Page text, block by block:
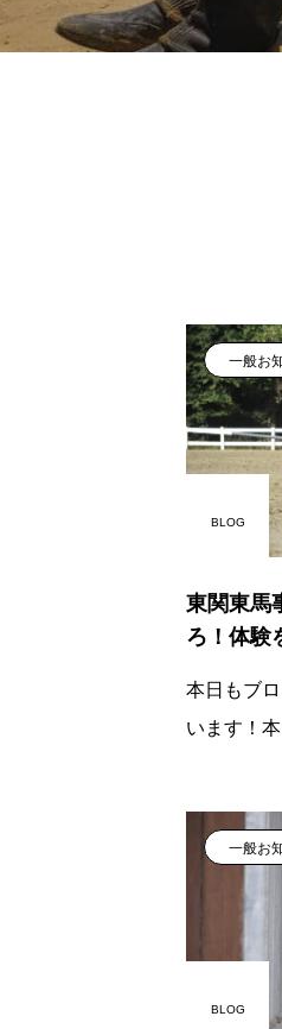
一般お
BLOG
東関東馬
ろ！体験
本日もブ
います！
一般お
BLOG